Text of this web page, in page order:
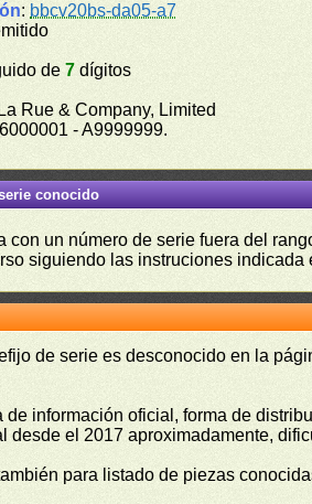
: bbcv20bs-da05-a7
de7 dígitos
Rue & Company, Limited
- A9999999.
conocido
con un número de serie fuera del
siguiendo las instruciones
de serie es desconocido en la
de información oficial, forma de
desde el 2017 aproximadamente,
para listado de piezas